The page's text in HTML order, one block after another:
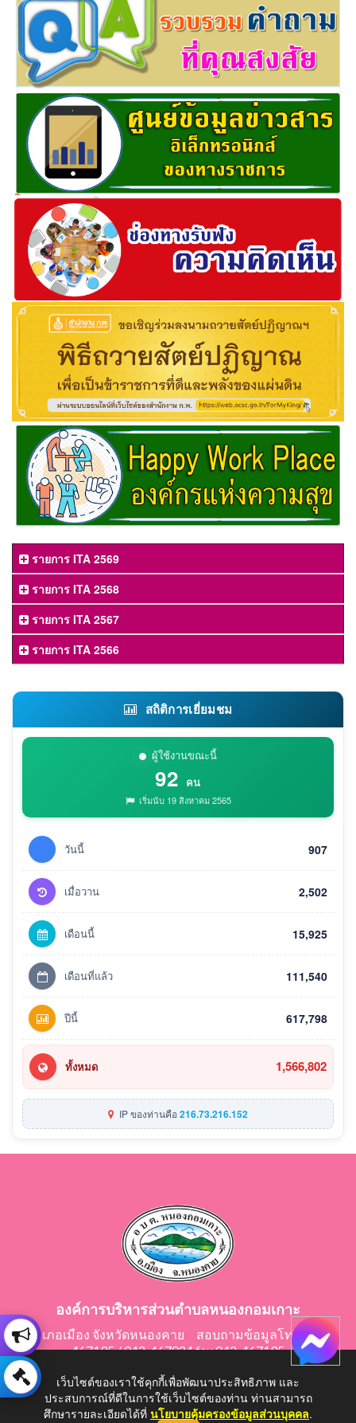
รายการ ITA 2569
รายการ ITA 2568
รายการ ITA 2567
รายการ ITA 2566
สถิติการเยี่ยมชม
ผู้ใช้งานขณะนี้
92 คน
เริ่มนับ 19 สิงหาคม 2565
วันนี้ 907
เมื่อวาน 2,502
เดือนนี้ 15,925
เดือนที่แล้ว 111,540
ปีนี้ 617,798
ทั้งหมด 1,566,802
IP ของท่านคือ216.73.216.152
องค์การบริหารส่วนตำบลหนองกอมเกาะ
อำเภอเมือง จังหวัดหนองคาย สอบถามข้อมูลโทร 042-
467195 / 042-467024 fax 042-467195
E-Mail: saraban@nongkomkor.go.th
เว็บไซต์ของเราใช้คุกกี้เพื่อพัฒนาประสิทธิภาพ และ
ประสบการณ์ที่ดีในการใช้เว็บไซต์ของท่าน ท่านสามารถ
ศึกษารายละเอียดได้ที่ นโยบายคุ้มครองข้อมูลส่วนบุคคล.